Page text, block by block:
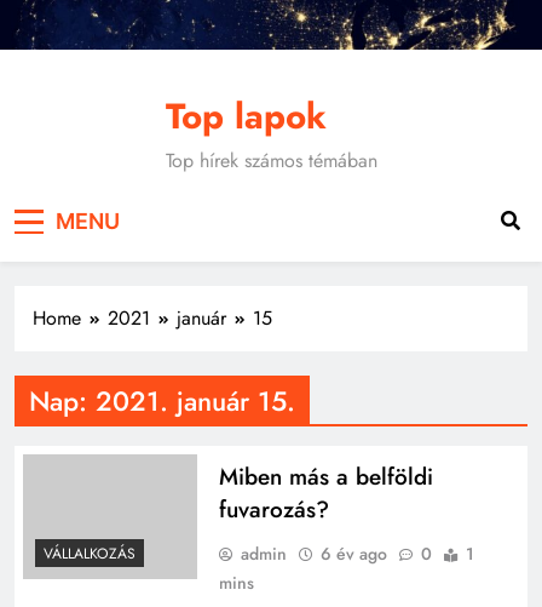
Skip
Top lapok
Top hírek számos témában
MENU
Home 2021 január 15
Nap: 2021. január 15.
VÁLLALKOZÁS
Miben más a belföldi
fuvarozás?
admin 6 év ago 0
1
mins